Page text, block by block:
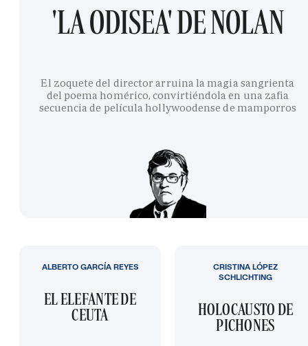
'LA ODISEA' DE NOLAN
El zoquete del director arruina la magia sangrienta
del poema homérico, convirtiéndola en una zafia
secuencia de película hollywoodense de mamporros
EL ELEFANTE DE
CEUTA
ALBERTO GARCÍA REYES
HOLOCAUSTO DE
PICHONES
CRISTINA LÓPEZ
SCHLICHTING